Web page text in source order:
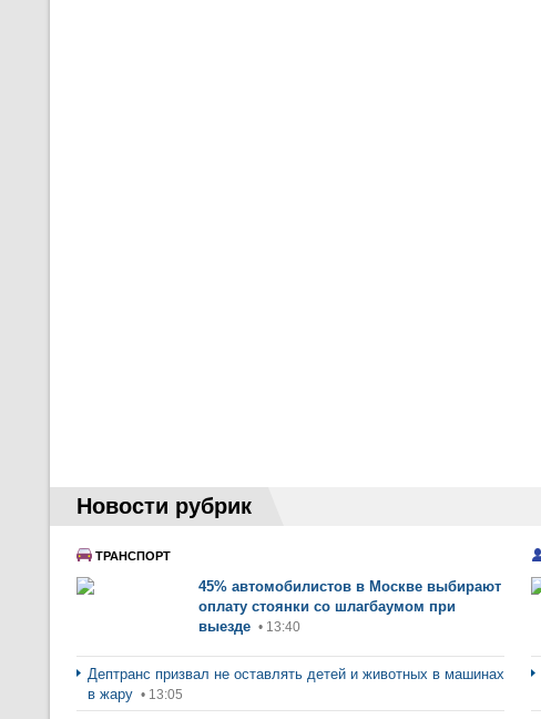
Новости рубрик
ТРАНСПОРТ
45% автомобилистов в Москве выбирают
оплату стоянки со шлагбаумом при
выезде • 13:40
Дептранс призвал не оставлять детей и животных в машинах
в жару • 13:05